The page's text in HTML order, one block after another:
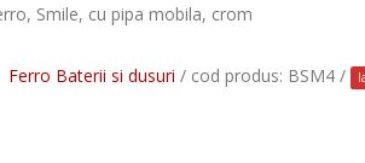
Smile, cu pipa mobila, crom
Ferro Baterii si dusuri / cod produs: BSM4 /